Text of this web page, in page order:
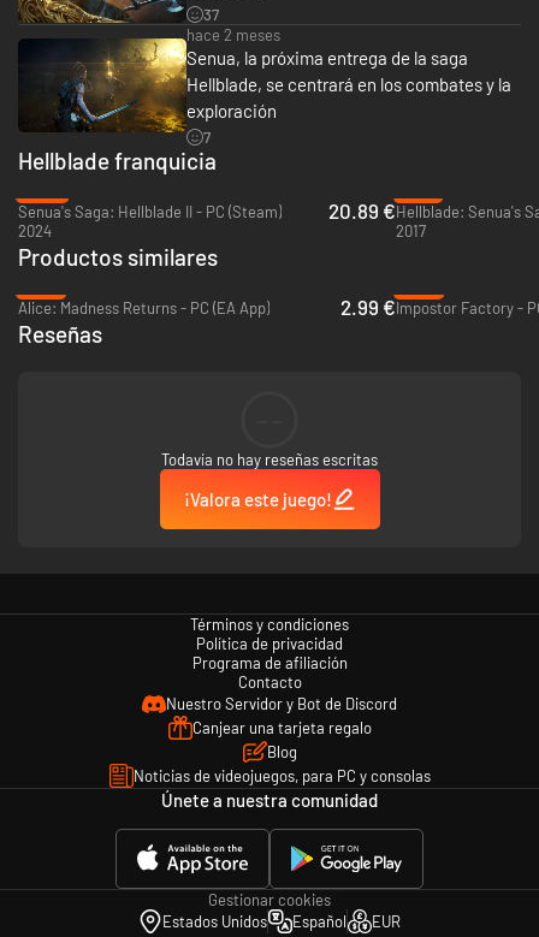
UNA VIBRANTE MISIÓN FRUTO DE LA FANTASÍA
Viaja al purgatorio nacido de la visión psicótica de una guerrera celta.
Explora un mundo interconectado y definido por el mito, los recuerdos y
el dolor para descubrir las verdades (y mentiras) del viaje de Senua hacia
la paz interior. Usa tu percepción y resuelve los rompecabezas en un
mundo amenazado por la belleza y la toxicidad de una fuerza dorada
que ha perdido a lo largo de la vida. Enfréntate a los dioses, los espíritus y
los seres místicos que acompañan a Senua en su camino hacia la paz en
una historia de acción y aventura que cobra vida gracias a una
experiencia de juego inmersiva que destaca tanto en el apartado visual
37
hace 2 meses
Senua, la próxima entrega de la saga
Hellblade, se centrará en los combates y la
exploración
7
Hellblade franquicia
Senua's Saga: Hellblade II - PC (Steam)
2024
20.89 €Hellblade: Senua's
2017
Productos similares
Alice: Madness Returns - PC (EA App)
2.99 €Impostor Factory -
Reseñas
Todavía no hay reseñas escritas
¡Valora este juego!
Términos y condiciones
Política de privacidad
Programa de afiliación
Contacto
Nuestro Servidor y Bot de Discord
Canjear una tarjeta regalo
Blog
Noticias de videojuegos, para PC y consolas
Únete a nuestra comunidad
Gestionar cookies
Estados Unidos
Español EUR